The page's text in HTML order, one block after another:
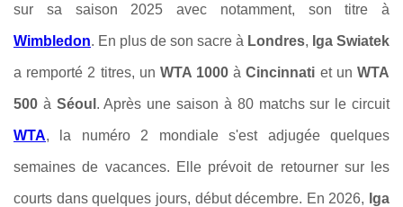
sur sa saison 2025 avec notamment, son titre à
Wimbledon. En plus de son sacre à Londres, Iga Swiatek
a remporté 2 titres, un WTA 1000àCincinnati et unWTA
500 à Séoul . Après une saison à 80 matchs sur le circuit
WTA, la numéro 2 mondiale s'est adjugée quelques
semaines de vacances. Elle prévoit de retourner sur les
courts dans quelques jours, début décembre. En 2026, Iga